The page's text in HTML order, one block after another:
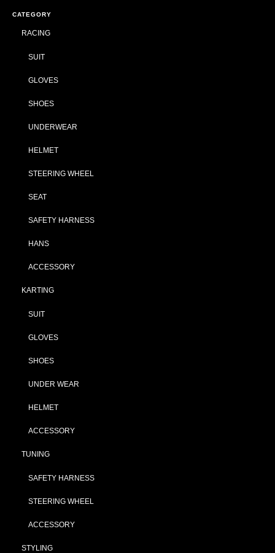
CATEGORY
RACING
SUIT
GLOVES
SHOES
UNDERWEAR
HELMET
STEERING WHEEL
SEAT
SAFETY HARNESS
HANS
ACCESSORY
KARTING
SUIT
GLOVES
SHOES
UNDER WEAR
HELMET
ACCESSORY
TUNING
SAFETY HARNESS
STEERING WHEEL
ACCESSORY
STYLING